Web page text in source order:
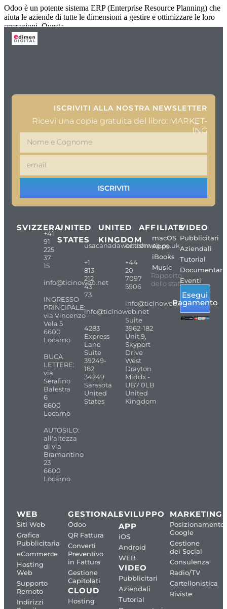
Odoo è un potente sistema ERP (Enterprise Resource Planning) che
aiuta le aziende di tutte le dimensioni a gestire e ottimizzare le loro
operazioni. Questa
ISCRIVITI ALLA NOSTRA NEWSLETTER
Ricevi una copia gratuita del libro: MARKET-
ING
ISCRIVITI
SVIZZERA
+41
91
225
37
15
info@ticinoweb.net
INGRESSO
PRINCIPALE:
via Vincenzo
Vela 5
6600
Locarno
BUCA
LETTERE:
via
Serafino
Balestra
6
6600
Locarno
AUTOSILO:
all'altezza
di via
Bramantino
23
6600
Locarno
UNITED
STATES
usacanadaweb.com
+1
813
212
43
73
info@ticinoweb.net
4283
Express
Lane
Suite
39249-
182
34249
Sarasota
United
States
UNITED
KINGDOM
britishweb.co.uk
+44
20
7097
5906
info@ticinoweb.net
Suite
3962-182
Unit 9,
Skyport
Drive
West
Drayton
Middx -
UB7 0LB
United
Kingdom
AFFILIATE
macOS
Apps
iBooks
Music
Rapporto
dello staff
VIDEO
Pubblicitari
Aziendali
Tutorial
Documentari
Eventi
Esegui
Pagamento
WEB
Siti Web
Grafica
Pubblicitaria
eCommerce
Hosting
Web
Supporto
Remoto
Indirizzi
GESTIONALI
Odoo
QR Fattura
Converti
Preventivo
in Fattura
Gestione
Capitolati
CLOUD
Hosting
SVILUPPO
APP
iOS
Android
WEB
VIDEO
Pubblicitari
Aziendali
Tutorial
MARKETING
Posizionamento
Google
Gestione
dei Social
Consulenza
Radio/TV
Cartellonistica
Riviste